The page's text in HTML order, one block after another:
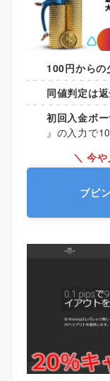
100円からの
同値判定は
初回入金ボ
』の入力で
＼ 今
ブビ